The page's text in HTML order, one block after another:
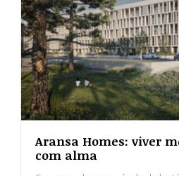
Baleares, Canárias e em Portugal.
ACTUALIDADE
Política
Sociedade
Local
Economia